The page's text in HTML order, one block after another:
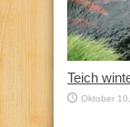
Teich
Oktober